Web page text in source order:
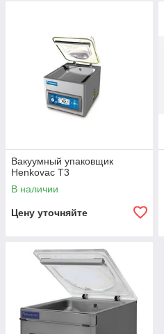
Вакуумный упаковщик
Henkovac T3
В наличии
Цену уточняйте